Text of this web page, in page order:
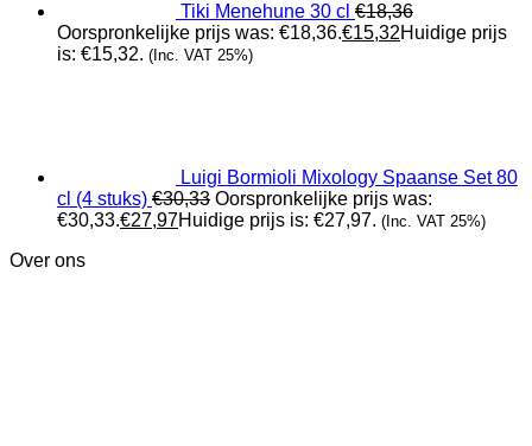
Tiki Menehune 30 cl €18,36
Oorspronkelijke prijs was: €18,36.€15,32Huidige prijs
is: €15,32. (Inc. VAT 25%)
Luigi Bormioli Mixology Spaanse Set 80
cl (4 stuks) €30,33 Oorspronkelijke prijs was:
€30,33.€27,97Huidige prijs is: €27,97. (Inc. VAT 25%)
Over ons